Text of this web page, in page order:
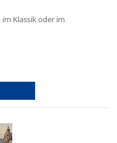
Klassik oder im